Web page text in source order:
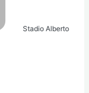
Stadio Alberto